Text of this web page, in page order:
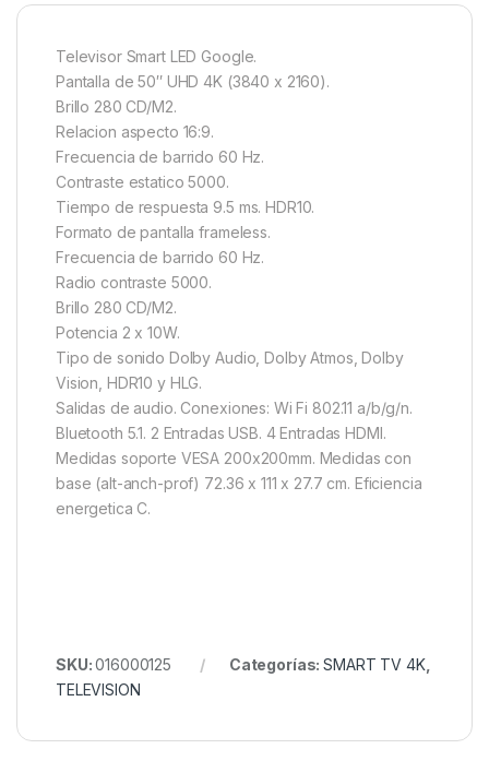
Televisor Smart LED Google.
Pantalla de 50″ UHD 4K (3840 x 2160).
Brillo 280 CD/M2.
Relacion aspecto 16:9.
Frecuencia de barrido 60 Hz.
Contraste estatico 5000.
Tiempo de respuesta 9.5 ms. HDR10.
Formato de pantalla frameless.
Frecuencia de barrido 60 Hz.
Radio contraste 5000.
Brillo 280 CD/M2.
Potencia 2 x 10W.
Tipo de sonido Dolby Audio, Dolby Atmos, Dolby
Vision, HDR10 y HLG.
Salidas de audio. Conexiones: Wi Fi 802.11 a/b/g/n.
Bluetooth 5.1. 2 Entradas USB. 4 Entradas HDMI.
Medidas soporte VESA 200x200mm. Medidas con
base (alt-anch-prof) 72.36 x 111 x 27.7 cm. Eficiencia
energetica C.
SKU:016000125 Categorías:SMART TV 4K,
TELEVISION